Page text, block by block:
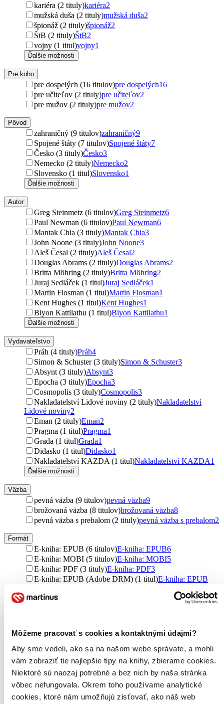
Môžeme pracovať s cookies a kontaktnými údajmi?
Aby sme vedeli, ako sa na našom webe správate, a mohli
vám zobraziť tie najlepšie tipy na knihy, zbierame cookies.
Niektoré sú naozaj potrebné a bez nich by naša stránka
vôbec nefungovala. Okrem toho používame analytické
cookies, ktoré nám umožňujú zisťovať, ako náš web
kariéra (2 tituly)kariéra2
mužská duša (2 tituly)mužská duša2
špionáž (2 tituly)špionáž2
ŠtB (2 tituly)ŠtB2
vojny (1 titul)vojny1
Ďalšie možnosti
Pre koho
pre dospelých (16 titulov)pre dospelých16
pre učiteľov (2 tituly)pre učiteľov2
pre mužov (2 tituly)pre mužov2
Pôvod
zahraničný (9 titulov)zahraničný9
Spojené štáty (7 titulov)Spojené štáty7
Česko (3 tituly)Česko3
Nemecko (2 tituly)Nemecko2
Slovensko (1 titul)Slovensko1
Ďalšie možnosti
Autor
Greg Steinmetz (6 titulov)Greg Steinmetz6
Paul Newman (6 titulov)Paul Newman6
Mantak Chia (3 tituly)Mantak Chia3
John Noone (3 tituly)John Noone3
Aleš Česal (2 tituly)Aleš Česal2
Douglas Abrams (2 tituly)Douglas Abrams2
Britta Möhring (2 tituly)Britta Möhring2
Juraj Sedláček (1 titul)Juraj Sedláček1
Martin Flosman (1 titul)Martin Flosman1
Kent Hughes (1 titul)Kent Hughes1
Biyon Kattilathu (1 titul)Biyon Kattilathu1
Ďalšie možnosti
Vydavateľstvo
Práh (4 tituly)Práh4
Simon & Schuster (3 tituly)Simon & Schuster3
Absynt (3 tituly)Absynt3
Epocha (3 tituly)Epocha3
Cosmopolis (3 tituly)Cosmopolis3
Nakladatelství Lidové noviny (2 tituly)Nakladatelství
Lidové noviny2
Eman (2 tituly)Eman2
Pragma (1 titul)Pragma1
Grada (1 titul)Grada1
Didasko (1 titul)Didasko1
Nakladatelství KAZDA (1 titul)Nakladatelství KAZDA1
Ďalšie možnosti
Väzba
pevná väzba (9 titulov)pevná väzba9
brožovaná väzba (8 titulov)brožovaná väzba8
pevná väzba s prebalom (2 tituly)pevná väzba s prebalom2
Formát
E-kniha: EPUB (6 titulov)E-kniha: EPUB6
E-kniha: MOBI (5 titulov)E-kniha: MOBI5
E-kniha: PDF (3 tituly)E-kniha: PDF3
E-kniha: EPUB (Adobe DRM) (1 titul)E-kniha: EPUB
Zoradiť
Bestsellery
Top hodnotené
Novinky
Najdrahšie